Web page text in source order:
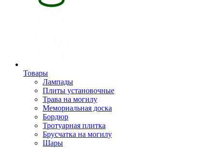
Товары
Лампады
Плиты установочные
Трава на могилу
Мемориальная доска
Бордюр
Тротуарная плитка
Брусчатка на могилу
Шары